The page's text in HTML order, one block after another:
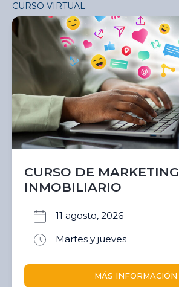
CURSO VIRTUAL
CURSO DE MARKETING
INMOBILIARIO
11 agosto, 2026
Martes y jueves
MÁS INFORMACIÓN